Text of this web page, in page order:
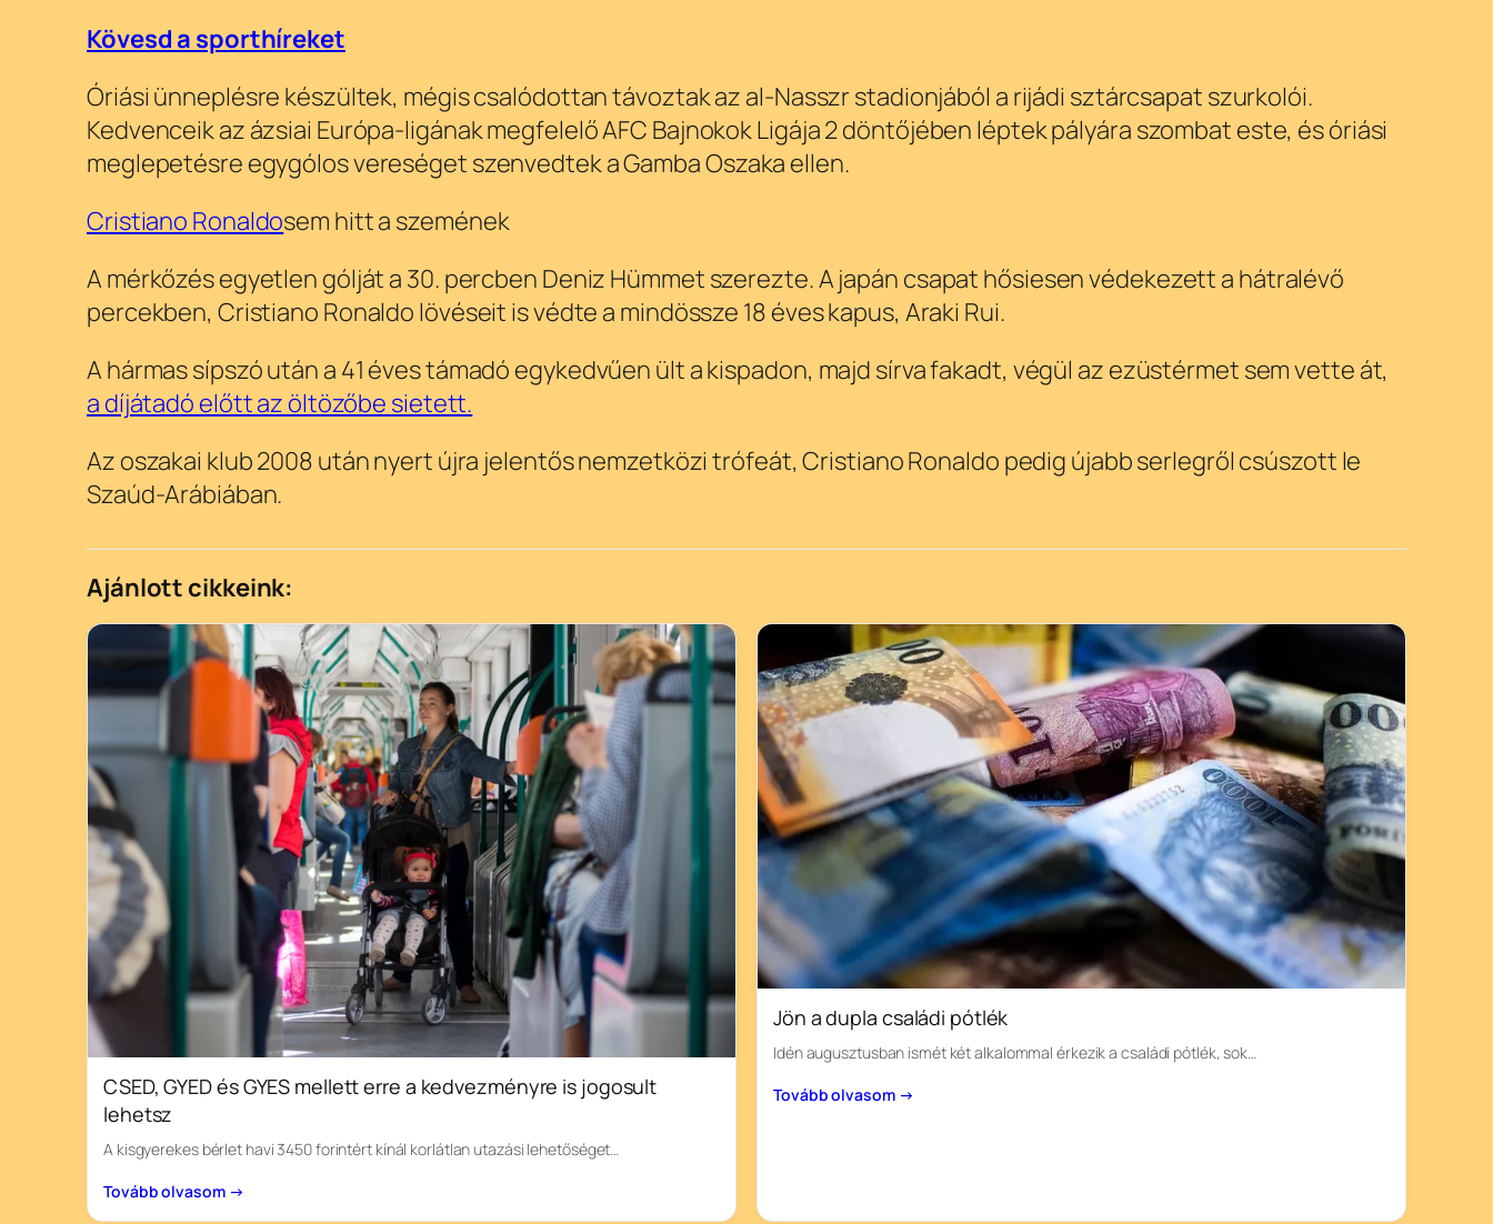
Kövesd a sporthíreket
Óriási ünneplésre készültek, mégis csalódottan távoztak az al-Nasszr stadionjából a rijádi sztárcsapat szurkolói.
Kedvenceik az ázsiai Európa-ligának megfelelő AFC Bajnokok Ligája 2 döntőjében léptek pályára szombat este, és óriási
meglepetésre egygólos vereséget szenvedtek a Gamba Oszaka ellen.
Cristiano Ronaldosem hitt a szemének
A mérkőzés egyetlen gólját a 30. percben Deniz Hümmet szerezte. A japán csapat hősiesen védekezett a hátralévő
percekben, Cristiano Ronaldo lövéseit is védte a mindössze 18 éves kapus, Araki Rui.
A hármas sípszó után a 41 éves támadó egykedvűen ült a kispadon, majd sírva fakadt, végül az ezüstérmet sem vette át,
a díjátadó előtt az öltözőbe sietett.
Az oszakai klub 2008 után nyert újra jelentős nemzetközi trófeát, Cristiano Ronaldo pedig újabb serlegről csúszott le
Szaúd-Arábiában.
Ajánlott cikkeink:
CSED, GYED és GYES mellett erre a kedvezményre is jogosult
lehetsz
A kisgyerekes bérlet havi 3450 forintért kínál korlátlan utazási lehetőséget…
Tovább olvasom →
Jön a dupla családi pótlék
Idén augusztusban ismét két alkalommal érkezik a családi pótlék, sok…
Tovább olvasom →